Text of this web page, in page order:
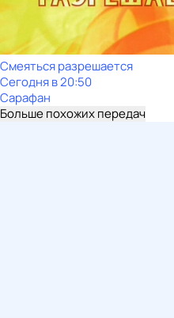
Смеяться разрешается
Сегодня в 20:50
Сарафан
Больше похожих передач